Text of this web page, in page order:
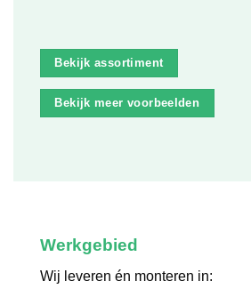
Bekijk assortiment
Bekijk meer voorbeelden
Werkgebied
Wij leveren én monteren in: